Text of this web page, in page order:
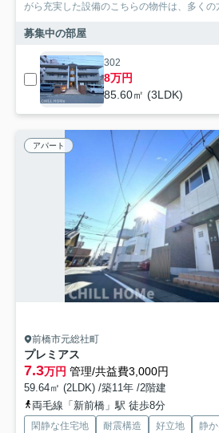
がら充実した設備のこちらの物件は、多くの
募集中の部屋
302
8万円
85.60㎡ (3LDK)
アパート
前橋市元総社町
プレミアス
7.3万円 管理/共益費3,000円
59.64㎡ (2LDK) /築11年 /2階建
両毛線「新前橋」駅 徒歩8分
閑静な住宅地 耐震構造 好立地 静